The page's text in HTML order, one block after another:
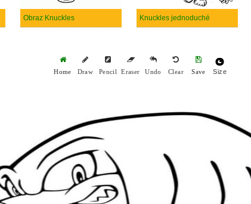
Obraz Knuckles Knuckles jednoduché
Home Draw Pencil Eraser Undo Clear Save Size